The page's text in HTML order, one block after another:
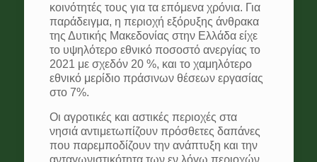
κοινότητές τους για τα επόμενα χρόνια. Για
παράδειγμα, η περιοχή εξόρυξης άνθρακα
της Δυτικής Μακεδονίας στην Ελλάδα είχε
το υψηλότερο εθνικό ποσοστό ανεργίας το
2021 με σχεδόν 20 %, και το χαμηλότερο
εθνικό μερίδιο πράσινων θέσεων εργασίας
στο 7%.
Οι αγροτικές και αστικές περιοχές στα
νησιά αντιμετωπίζουν πρόσθετες δαπάνες
που παρεμποδίζουν την ανάπτυξη και την
ανταγωνιστικότητα των εν λόγω περιοχών,